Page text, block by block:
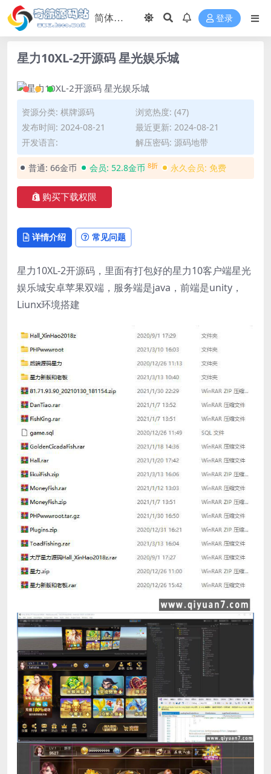
登录
星力10XL-2开源码 星光娱乐城
资源分类: 棋牌源码
浏览热度: (47)
发布时间: 2024-08-21
最近更新: 2024-08-21
开发语言:
解压密码: 源码地带
普通: 66金币 会员: 52.8金币 8折 永久会员: 免费
购买下载权限
详情介绍 常见问题
星力10XL-2开源码，里面有打包好的星力10客户端星光
娱乐城安卓苹果双端，服务端是java，前端是unity，
Liunx环境搭建